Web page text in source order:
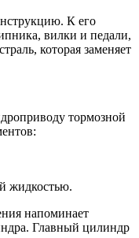
К его
вилки и педали,
которая заменяет
тормозной
жидкостью.
напоминает
Главный цилиндр